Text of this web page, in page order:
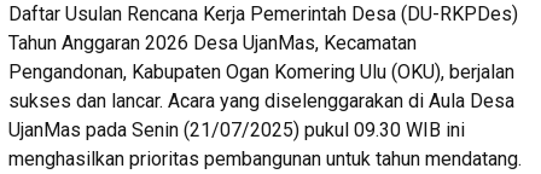
Daftar Usulan Rencana Kerja Pemerintah Desa (DU-RKPDes)
Tahun Anggaran 2026 Desa UjanMas, Kecamatan
Pengandonan, Kabupaten Ogan Komering Ulu (OKU), berjalan
sukses dan lancar. Acara yang diselenggarakan di Aula Desa
UjanMas pada Senin (21/07/2025) pukul 09.30 WIB ini
menghasilkan prioritas pembangunan untuk tahun mendatang.